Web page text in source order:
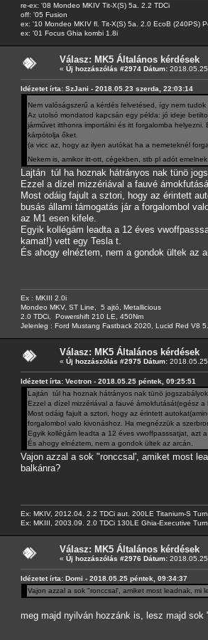
re-ex: '08 Mondeo MKIV Tit-X(S) 5a. 2.2 TDCi
off: '05 Fusion
ex: '10 Mondeo MKIV fl. Tit-X(S) 5a. 2.0 EcoB (240PS)
ex: '01 Focus Ghia kombi 1.8i
Válasz: MK5 Általános kérdések
« Új hozzászólás #2974 Dátum:
Idézetet írta: SzJani - 2018.05.23 szerda, 22:03:14
Nem valóságszerű a kérdés felvetésed, így nem
Az utolsó mondatod kapcsán egy példa: jó ideje
járművet itthonra importálni és itt forgalomba
kárpótolja őket.
(a vicc az, hogy az ilyen autókat ha a nemeteknél
Nekem is, amikor itt-ott, cégekben, stb pl adót
Lajtán túl ha hoznak hátrányos nak tünö
Ezzel a dízel mizzériával a fauvé
Most odáig fajult a sztori, hogy az érintett
busás állami támogatás jár a forgalombol
az M1 esen kifele.
Egyik kollégám leadta a 12 éves
kamat!) vett egy Tesla t.
És ahogy elnéztem, nem a gondok ültek az
Ex : MKIII 2.0i
Mondeo MKV, ST Line, 5 ajtó, Metallicious
2.0 TDCi, Powershift 210 LE, 450Nm
Jelenleg : Ford Mustang Fastback 2020, Lucid Red V8
Válasz: MK5 Általános kérdések
« Új hozzászólás #2975 Dátum:
Idézetet írta: Vectron - 2018.05.25 péntek, 09:25:51
Lajtán túl ha hoznak hátrányos nak tünö
Ezzel a dízel mizzériával a fauvé ámokfutását(egész
Most odáig fajult a sztori, hogy az érintett
forgalombol valo kivonáshoz. Ha megnézzük a
Egyik kollégám leadta a 12 éves vwoffpasssatjat, azt
És ahogy elnéztem, nem a gondok ültek az arcán.
Vajon azzal a sok "ronccsal', amiket most
balkánra?
Ex: MKIV, 2012.04. 2.2 TDCi aut. 200LE Titanium-S
Ex: MKIII, 2003.09. 2.0 TDCi 130LE Ghia-Executive
Válasz: MK5 Általános kérdések
« Új hozzászólás #2976 Dátum:
Idézetet írta: Domi - 2018.05.25 péntek, 09:34:37
Vajon azzal a sok "ronccsal', amiket most leadnak, mi
meg majd nyilván hozzánk is, lesz majd sok